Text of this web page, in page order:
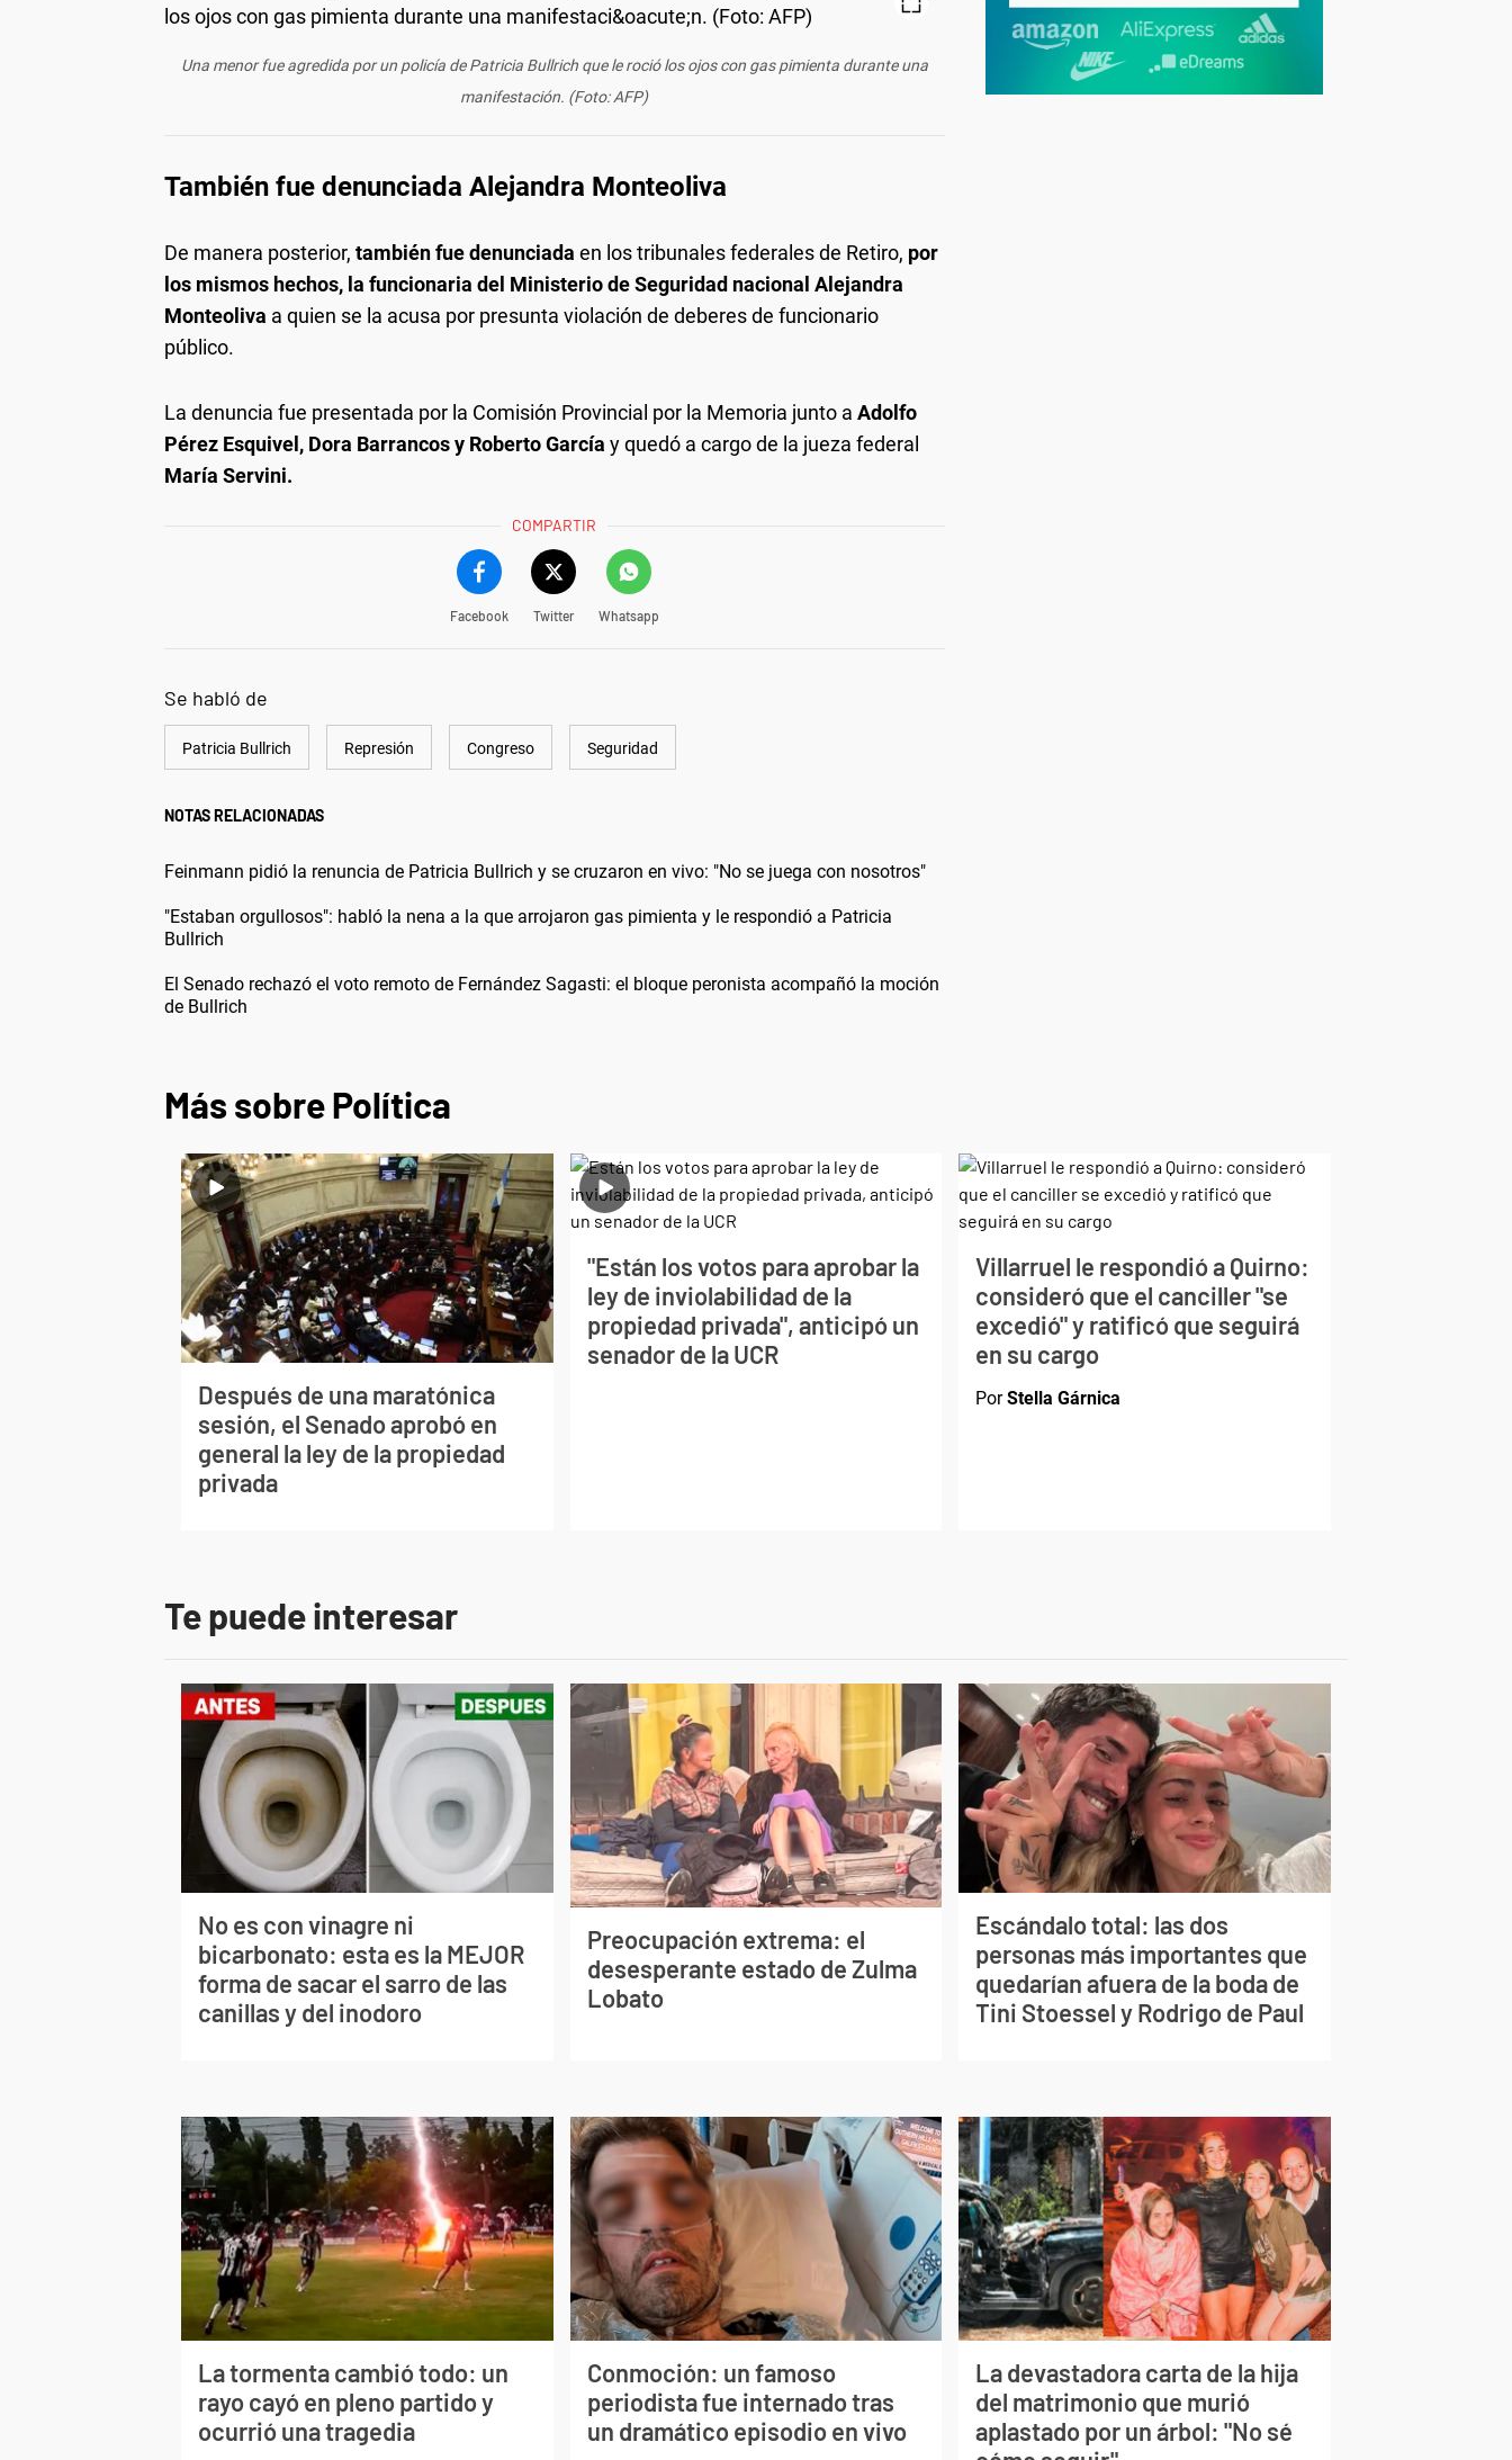
Una menor fue agredida por un policía de Patricia Bullrich que le roció los ojos con gas pimienta durante una
manifestación. (Foto: AFP)
También fue denunciada Alejandra Monteoliva
De manera posterior, también fue denunciada en los tribunales federales de Retiro, por
los mismos hechos, la funcionaria del Ministerio de Seguridad nacional Alejandra
Monteoliva a quien se la acusa por presunta violación de deberes de funcionario
público.
La denuncia fue presentada por la Comisión Provincial por la Memoria junto a Adolfo
Pérez Esquivel, Dora Barrancos y Roberto García y quedó a cargo de la jueza federal
María Servini.
COMPARTIR
Facebook Twitter Whatsapp
Se habló de
Patricia Bullrich Represión Congreso Seguridad
NOTAS RELACIONADAS
Feinmann pidió la renuncia de Patricia Bullrich y se cruzaron en vivo: "No se juega con nosotros"
"Estaban orgullosos": habló la nena a la que arrojaron gas pimienta y le respondió a Patricia
Bullrich
El Senado rechazó el voto remoto de Fernández Sagasti: el bloque peronista acompañó la moción
de Bullrich
Más sobre Política
Después de una maratónica
sesión, el Senado aprobó en
general la ley de la propiedad
privada
"Están los votos para aprobar la
ley de inviolabilidad de la
propiedad privada", anticipó un
senador de la UCR
Villarruel le respondió a Quirno:
consideró que el canciller "se
excedió" y ratificó que seguirá
en su cargo
PorStella Gárnica
Te puede interesar
No es con vinagre ni
bicarbonato: esta es la MEJOR
forma de sacar el sarro de las
canillas y del inodoro
Preocupación extrema: el
desesperante estado de Zulma
Lobato
Escándalo total: las dos
personas más importantes que
quedarían afuera de la boda de
Tini Stoessel y Rodrigo de Paul
La tormenta cambió todo: un
rayo cayó en pleno partido y
ocurrió una tragedia
Conmoción: un famoso
periodista fue internado tras
un dramático episodio en vivo
La devastadora carta de la hija
del matrimonio que murió
aplastado por un árbol: "No sé